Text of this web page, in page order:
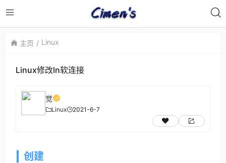
主页 Linux
Linux修改ln软连接
觉
Linux 2021-6-7
创建